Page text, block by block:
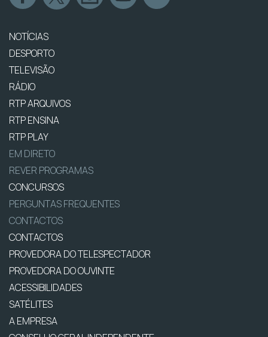
NOTÍCIAS
DESPORTO
TELEVISÃO
RÁDIO
RTP ARQUIVOS
RTP ENSINA
RTP PLAY
EM DIRETO
REVER PROGRAMAS
CONCURSOS
PERGUNTAS FREQUENTES
CONTACTOS
CONTACTOS
PROVEDORA DO TELESPECTADOR
PROVEDORA DO OUVINTE
ACESSIBILIDADES
SATÉLITES
A EMPRESA